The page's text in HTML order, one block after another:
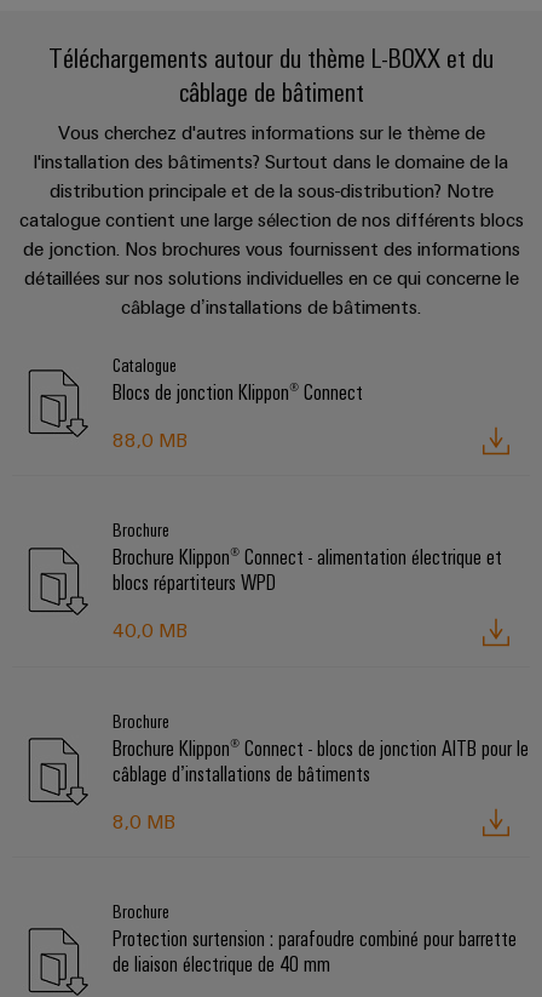
Weidmüller
Configurator
Ingénierie
numérique
d'un niveau
supérieur -
intuitive,
simple,
Téléchargements autour du thème L-BOXX et du
câblage de bâtiment
Vous cherchez d'autres informations sur le thème de
l'installation des bâtiments? Surtout dans le domaine de la
distribution principale et de la sous-distribution? Notre
catalogue contient une large sélection de nos différents blocs
de jonction. Nos brochures vous fournissent des informations
détaillées sur nos solutions individuelles en ce qui concerne le
câblage d’installations de bâtiments.
Catalogue
Blocs de jonction Klippon® Connect
88,0 MB
Brochure
Brochure Klippon® Connect - alimentation électrique et
blocs répartiteurs WPD
40,0 MB
Brochure
Brochure Klippon® Connect - blocs de jonction AITB pour le
câblage d’installations de bâtiments
8,0 MB
Brochure
Protection surtension : parafoudre combiné pour barrette
de liaison électrique de 40 mm